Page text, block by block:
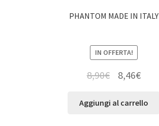
PHANTOM MADE IN ITALY
IN OFFERTA!
8,90€ 8,46€
Aggiungi al carrello